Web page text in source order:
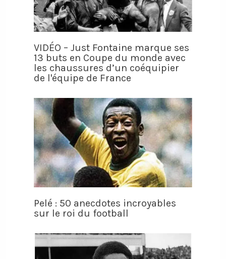
VIDÉO – Just Fontaine marque ses
13 buts en Coupe du monde avec
les chaussures d’un coéquipier
de l'équipe de France
Pelé : 50 anecdotes incroyables
sur le roi du football